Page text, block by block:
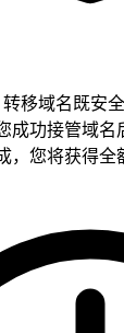
转移域名既安
成功接管域名
，您将获得全